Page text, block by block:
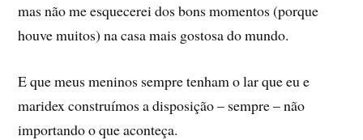
mas não me esquecerei dos bons momentos (porque
houve muitos) na casa mais gostosa do mundo.
E que meus meninos sempre tenham o lar que eu e
maridex construí­mos a disposição – sempre – não
importando o que aconteça.